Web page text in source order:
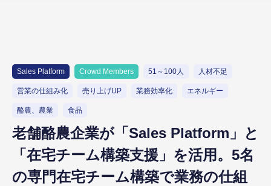
Sales Platform Crowd Members 51～100人 人材不足
営業の仕組み化 売り上げUP 業務効率化 エネルギー
酪農、農業 食品
老舗酪農企業が「Sales Platform」と
「在宅チーム構築支援」を活用。5名
の専門在宅チーム構築で業務の仕組